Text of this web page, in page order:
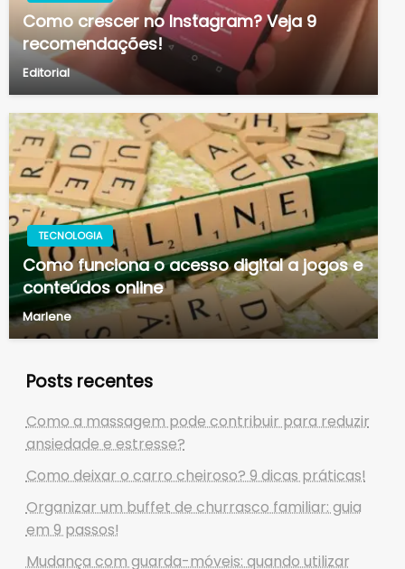
Como crescer no Instagram? Veja 9
recomendações!
Editorial
TECNOLOGIA
Como funciona o acesso digital a jogos e
conteúdos online
Marlene
Posts recentes
Como a massagem pode contribuir para reduzir
ansiedade e estresse?
Como deixar o carro cheiroso? 9 dicas práticas!
Organizar um buffet de churrasco familiar: guia
em 9 passos!
Mudança com guarda-móveis: quando utilizar